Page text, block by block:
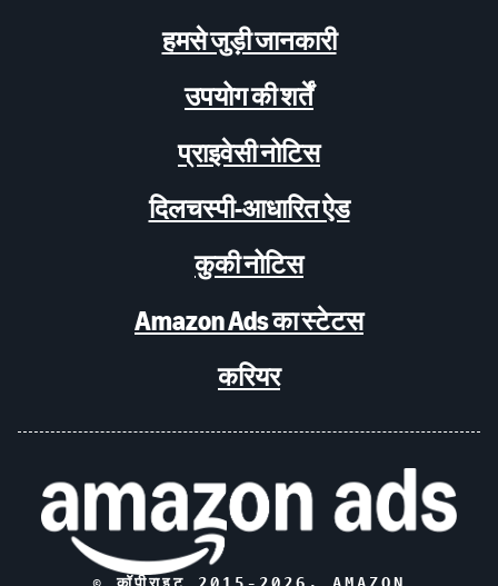
हमसे जुड़ी जानकारी
उपयोग की शर्तें
प्राइवेसी नोटिस
दिलचस्पी-आधारित ऐड
कुकी नोटिस
Amazon Ads का स्टेटस
करियर
© कॉपीराइट 2015- 2026 , AMAZON